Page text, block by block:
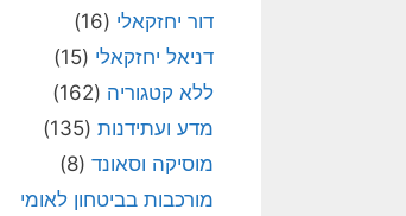
דור יחזקאלי (16)
דניאל יחזקאלי (15)
ללא קטגוריה (162)
מדע ועתידנות (135)
מוסיקה וסאונד (8)
מורכבות בביטחון לאומי